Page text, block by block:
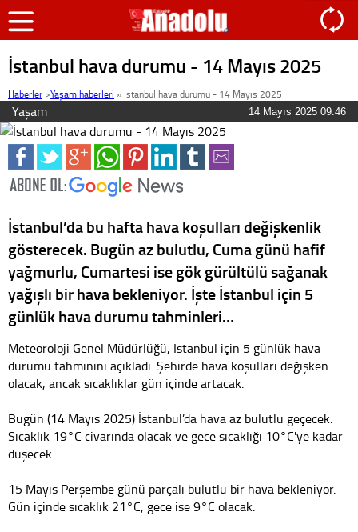
İstanbul hava durumu - 14 Mayıs 2025
Haberler >Yaşam haberleri » İstanbul hava durumu - 14 Mayıs 2025
Yaşam 14 Mayıs 2025 09:46
İstanbul’da bu hafta hava koşulları değişkenlik
gösterecek. Bugün az bulutlu, Cuma günü hafif
yağmurlu, Cumartesi ise gök gürültülü sağanak
yağışlı bir hava bekleniyor. İşte İstanbul için 5
günlük hava durumu tahminleri…
Meteoroloji Genel Müdürlüğü, İstanbul için 5 günlük hava
durumu tahminini açıkladı. Şehirde hava koşulları değişken
olacak, ancak sıcaklıklar gün içinde artacak.
Bugün (14 Mayıs 2025) İstanbul’da hava az bulutlu geçecek.
Sıcaklık 19°C civarında olacak ve gece sıcaklığı 10°C'ye kadar
düşecek.
15 Mayıs Perşembe günü parçalı bulutlu bir hava bekleniyor.
Gün içinde sıcaklık 21°C, gece ise 9°C olacak.